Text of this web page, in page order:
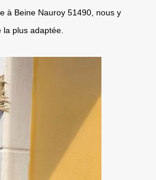
à Beine Nauroy 51490, nous y
plus adaptée.